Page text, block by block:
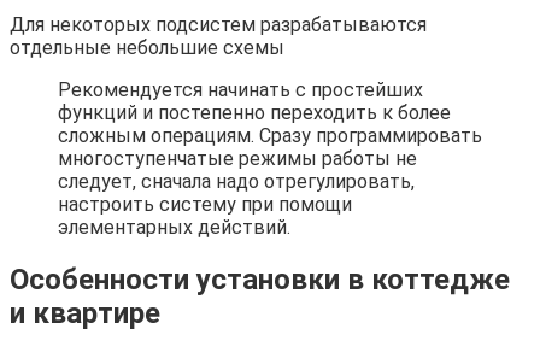
Для некоторых подсистем разрабатываются
отдельные небольшие схемы
Рекомендуется начинать с простейших
функций и постепенно переходить к более
сложным операциям. Сразу программировать
многоступенчатые режимы работы не
следует, сначала надо отрегулировать,
настроить систему при помощи
элементарных действий.
Особенности установки в коттедже
и квартире